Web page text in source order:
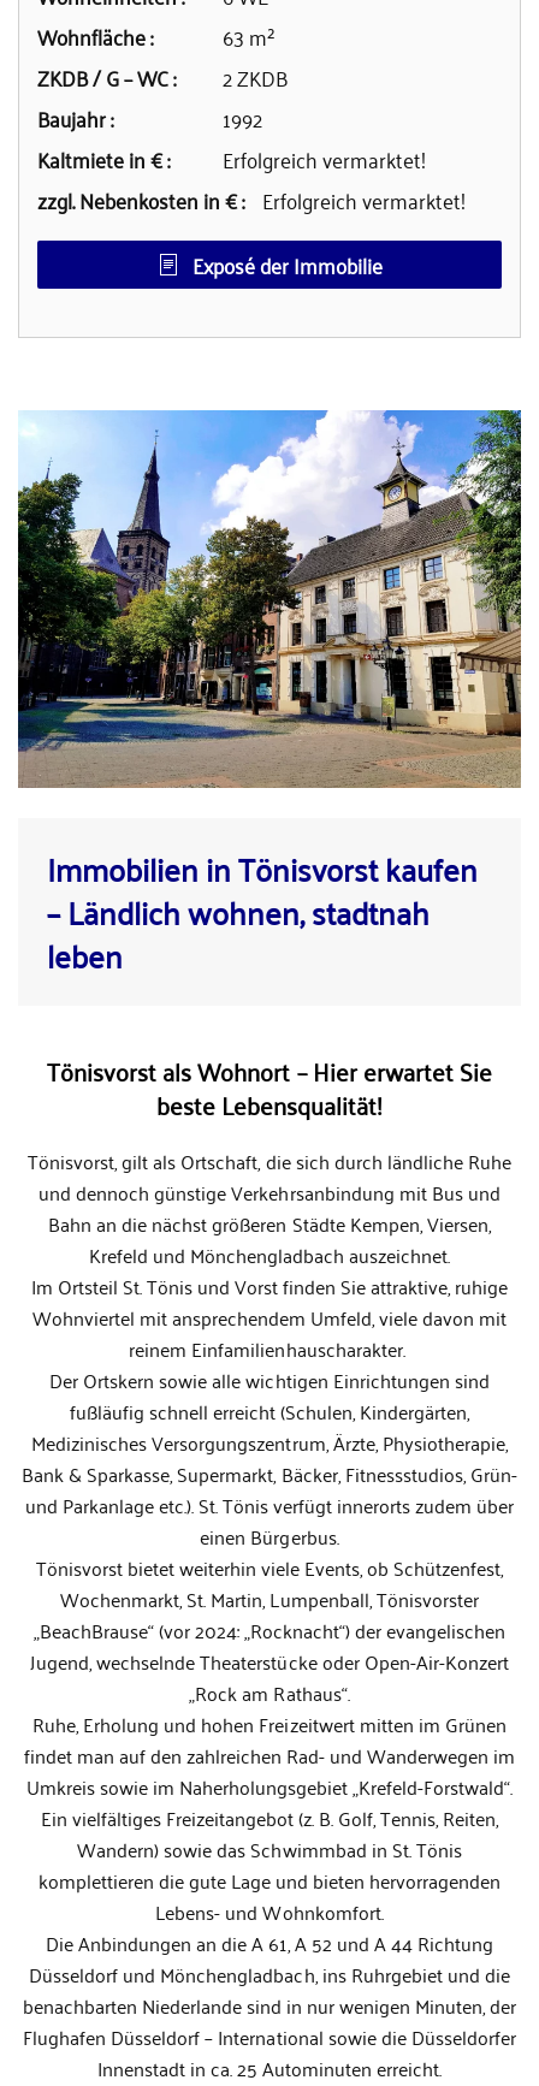
Wohnfläche :
63 m²
ZKDB / G – WC :
2 ZKDB
Baujahr :
1992
Kaltmiete in € :
Erfolgreich vermarktet!
zzgl. Nebenkosten in € : Erfolgreich vermarktet!
Exposé der Immobilie
Immobilien in Tönisvorst kaufen
– Ländlich wohnen, stadtnah
leben
Tönisvorst als Wohnort – Hier erwartet Sie
beste Lebensqualität!
Tönisvorst, gilt als Ortschaft, die sich durch ländliche Ruhe
und dennoch günstige Verkehrsanbindung mit Bus und
Bahn an die nächst größeren Städte Kempen, Viersen,
Krefeld und Mönchengladbach auszeichnet.
Im Ortsteil St. Tönis und Vorst finden Sie attraktive, ruhige
Wohnviertel mit ansprechendem Umfeld, viele davon mit
reinem Einfamilienhauscharakter.
Der Ortskern sowie alle wichtigen Einrichtungen sind
fußläufig schnell erreicht (Schulen, Kindergärten,
Medizinisches Versorgungszentrum, Ärzte, Physiotherapie,
Bank & Sparkasse, Supermarkt, Bäcker, Fitnessstudios, Grün-
und Parkanlage etc.). St. Tönis verfügt innerorts zudem über
einen Bürgerbus.
Tönisvorst bietet weiterhin viele Events, ob Schützenfest,
Wochenmarkt, St. Martin, Lumpenball, Tönisvorster
„BeachBrause“ (vor 2024: „Rocknacht“) der evangelischen
Jugend, wechselnde Theaterstücke oder Open-Air-Konzert
„Rock am Rathaus“.
Ruhe, Erholung und hohen Freizeitwert mitten im Grünen
findet man auf den zahlreichen Rad- und Wanderwegen im
Umkreis sowie im Naherholungsgebiet „Krefeld-Forstwald“.
Ein vielfältiges Freizeitangebot (z. B. Golf, Tennis, Reiten,
Wandern) sowie das Schwimmbad in St. Tönis
komplettieren die gute Lage und bieten hervorragenden
Lebens- und Wohnkomfort.
Die Anbindungen an die A 61, A 52 und A 44 Richtung
Düsseldorf und Mönchengladbach, ins Ruhrgebiet und die
benachbarten Niederlande sind in nur wenigen Minuten, der
Flughafen Düsseldorf – International sowie die Düsseldorfer
Innenstadt in ca. 25 Autominuten erreicht.